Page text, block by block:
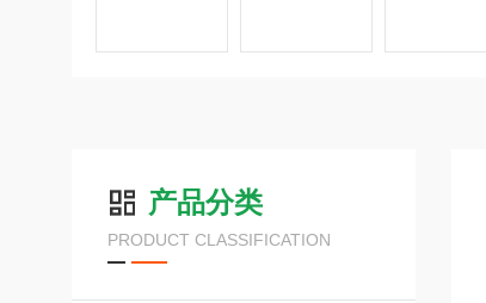
产品分类
PRODUCT CLASSIFICATION